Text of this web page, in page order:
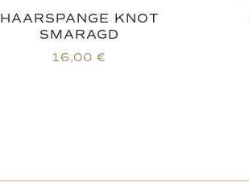
HAARSPANGE KNOT
SMARAGD
16,00 €